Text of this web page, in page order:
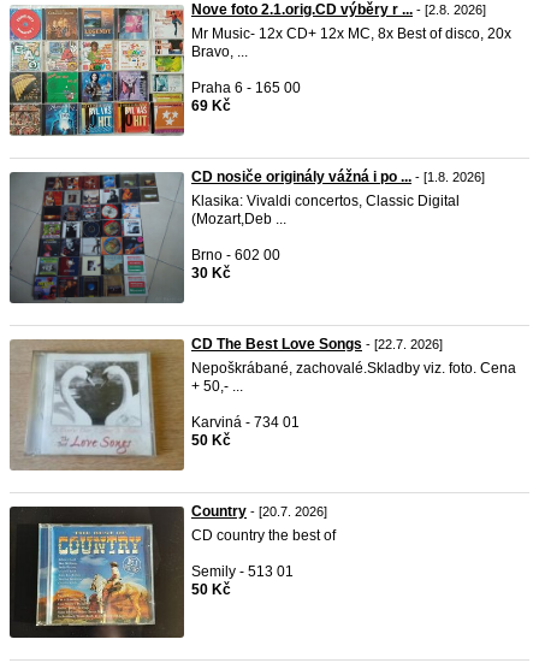
Nove foto 2.1.orig.CD výběry r ... - [2.8. 2026]
Mr Music- 12x CD+ 12x MC, 8x Best of disco, 20x
Bravo, ...
Praha 6 - 165 00
69 Kč
CD nosiče originály vážná i po ... - [1.8. 2026]
Klasika: Vivaldi concertos, Classic Digital
(Mozart,Deb ...
Brno - 602 00
30 Kč
CD The Best Love Songs - [22.7. 2026]
Nepoškrábané, zachovalé.Skladby viz. foto. Cena
+ 50,- ...
Karviná - 734 01
50 Kč
Country - [20.7. 2026]
CD country the best of
Semily - 513 01
50 Kč